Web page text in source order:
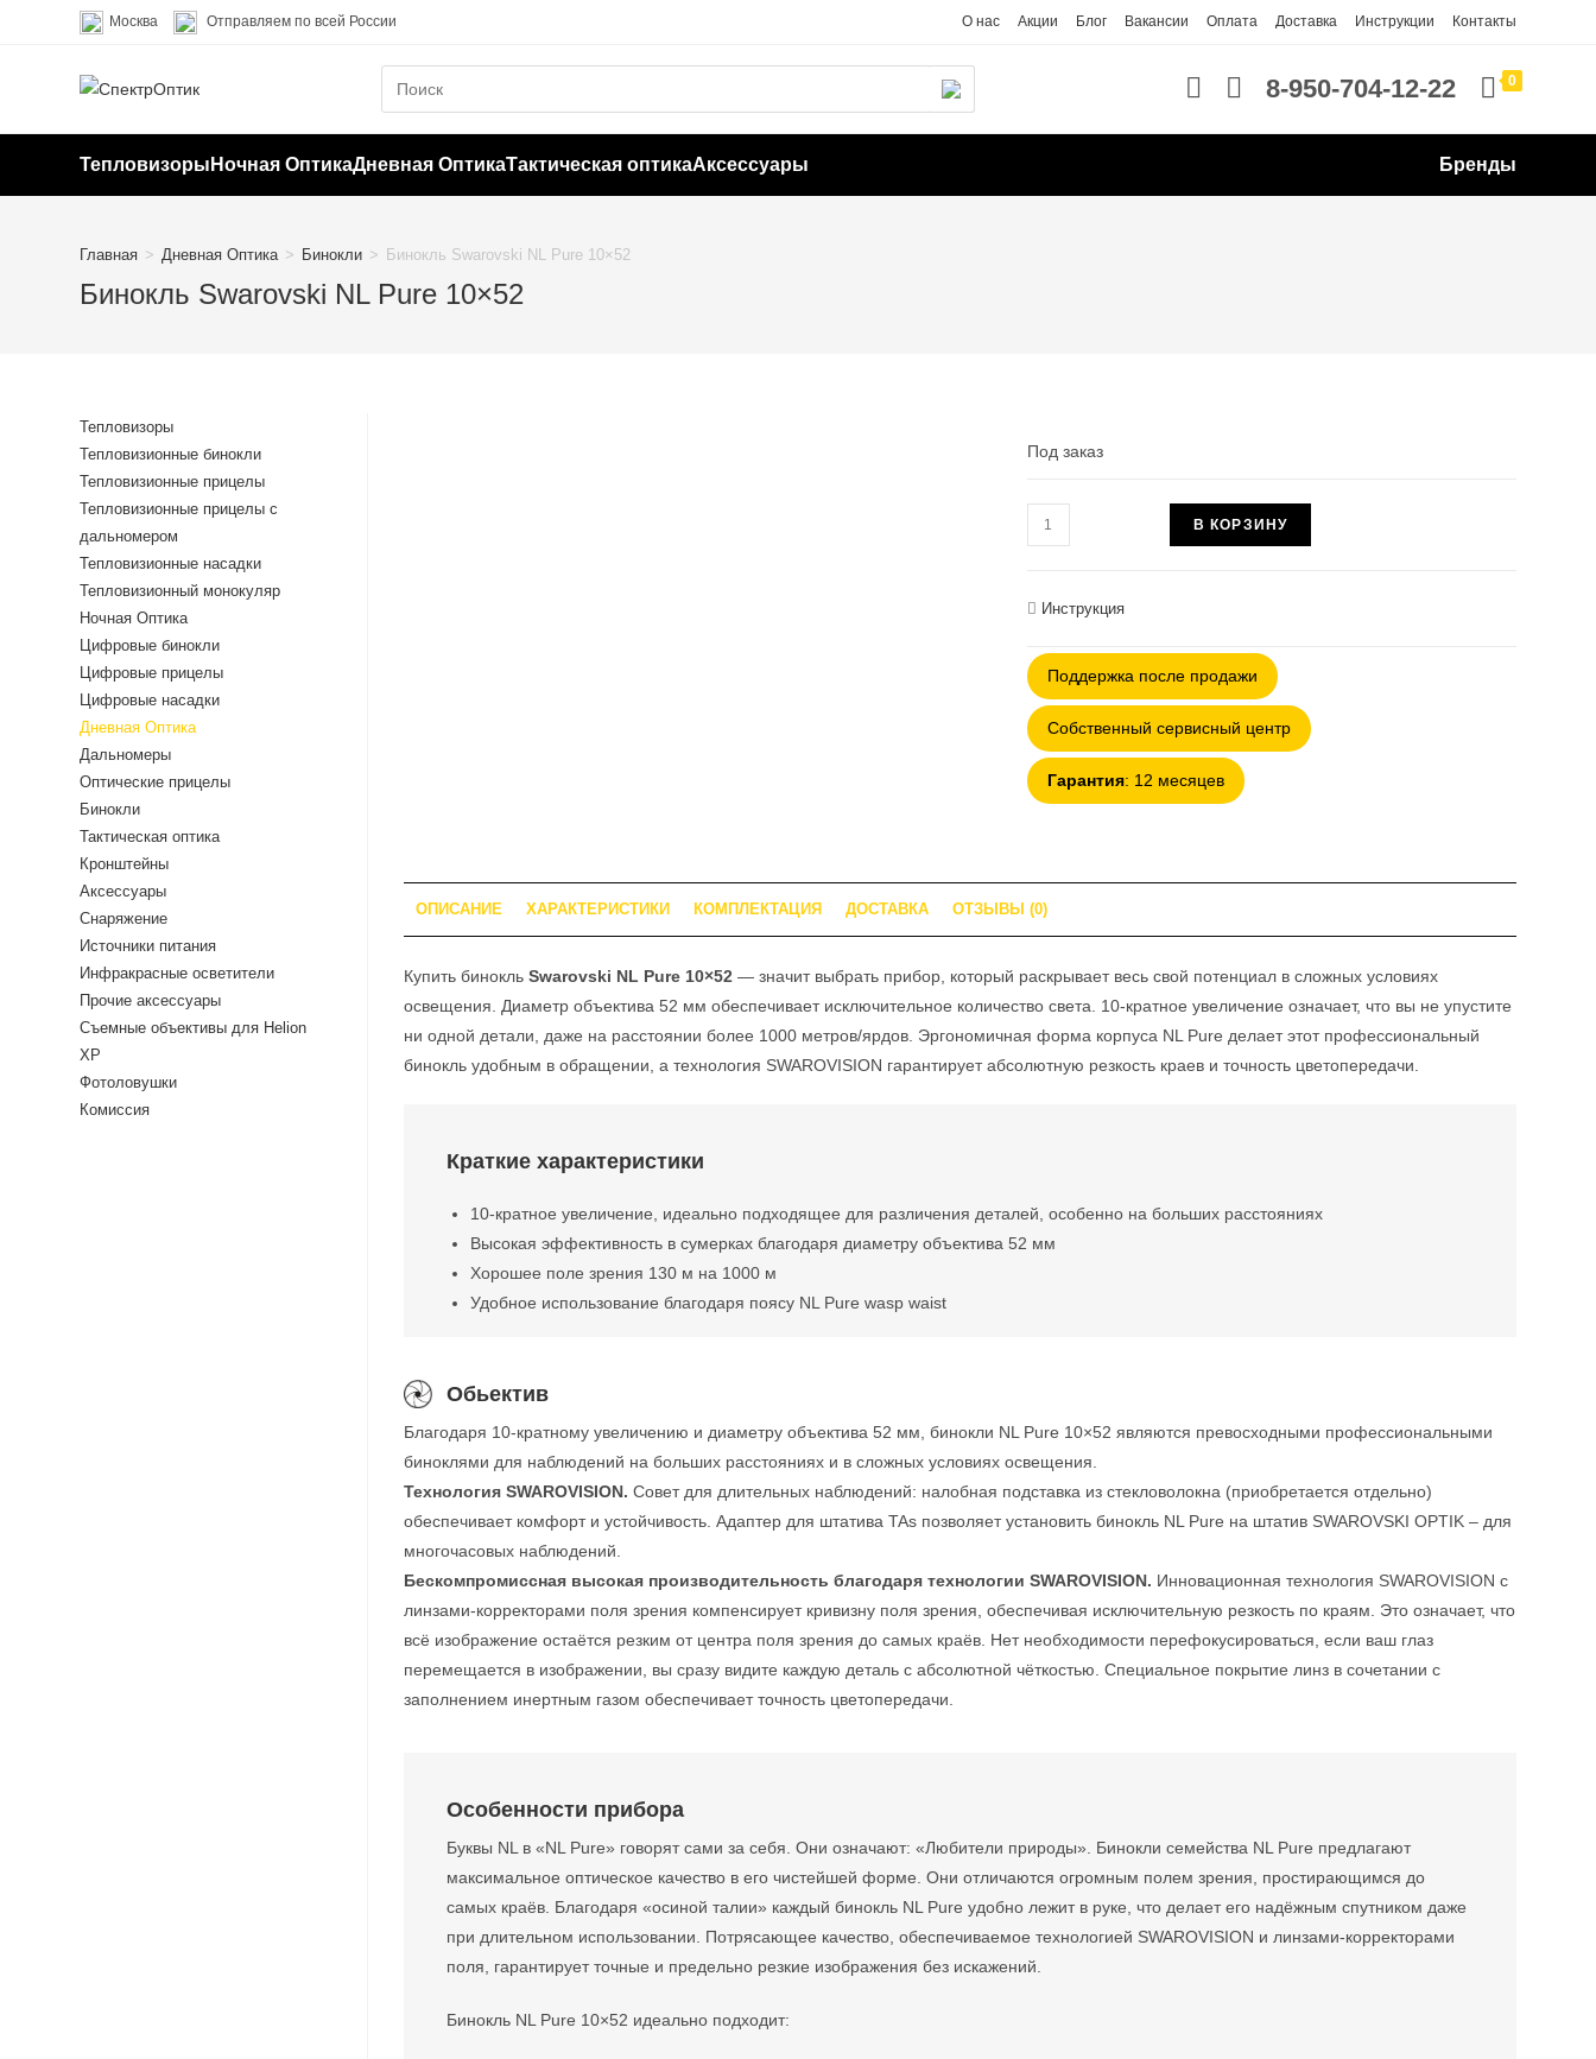
содержимому
Москва Отправляем по всей России О нас Акции Блог Вакансии Оплата Доставка Инструкции Контакты
8-950-704-12-22 0
Тепловизоры Ночная ОптикаДневная ОптикаТактическая оптикаАксессуары Бренды
Главная > Дневная Оптика > Бинокли > Бинокль Swarovski NL Pure 10×52
Бинокль Swarovski NL Pure 10×52
Под заказ
Количество
товара
Swarovski
Pure
10x52
В КОРЗИНУ
Инструкция
Поддержка после продажи
Собственный сервисный центр
Гарантия: 12 месяцев
ОПИСАНИЕ ХАРАКТЕРИСТИКИ КОМПЛЕКТАЦИЯ ДОСТАВКА ОТЗЫВЫ (0)
Купить бинокль Swarovski NL Pure 10×52 — значит выбрать прибор, который раскрывает весь свой потенциал в сложных условиях
освещения. Диаметр объектива 52 мм обеспечивает исключительное количество света. 10-кратное увеличение означает, что вы не упустите
ни одной детали, даже на расстоянии более 1000 метров/ярдов. Эргономичная форма корпуса NL Pure делает этот профессиональный
бинокль удобным в обращении, а технология SWAROVISION гарантирует абсолютную резкость краев и точность цветопередачи.
Краткие характеристики
10-кратное увеличение, идеально подходящее для различения деталей, особенно на больших расстояниях
Высокая эффективность в сумерках благодаря диаметру объектива 52 мм
Хорошее поле зрения 130 м на 1000 м
Удобное использование благодаря поясу NL Pure wasp waist
Обьектив
Благодаря 10-кратному увеличению и диаметру объектива 52 мм, бинокли NL Pure 10×52 являются превосходными профессиональными
биноклями для наблюдений на больших расстояниях и в сложных условиях освещения.
Технология SWAROVISION. Совет для длительных наблюдений: налобная подставка из стекловолокна (приобретается отдельно)
обеспечивает комфорт и устойчивость. Адаптер для штатива TAs позволяет установить бинокль NL Pure на штатив SWAROVSKI OPTIK – для
многочасовых наблюдений.
Бескомпромиссная высокая производительность благодаря технологии SWAROVISION. Инновационная технология SWAROVISION с
линзами-корректорами поля зрения компенсирует кривизну поля зрения, обеспечивая исключительную резкость по краям. Это означает, что
всё изображение остаётся резким от центра поля зрения до самых краёв. Нет необходимости перефокусироваться, если ваш глаз
перемещается в изображении, вы сразу видите каждую деталь с абсолютной чёткостью. Специальное покрытие линз в сочетании с
заполнением инертным газом обеспечивает точность цветопередачи.
Особенности прибора
Буквы NL в «NL Pure» говорят сами за себя. Они означают: «Любители природы». Бинокли семейства NL Pure предлагают
максимальное оптическое качество в его чистейшей форме. Они отличаются огромным полем зрения, простирающимся до
самых краёв. Благодаря «осиной талии» каждый бинокль NL Pure удобно лежит в руке, что делает его надёжным спутником даже
при длительном использовании. Потрясающее качество, обеспечиваемое технологией SWAROVISION и линзами-корректорами
поля, гарантирует точные и предельно резкие изображения без искажений.
Бинокль NL Pure 10×52 идеально подходит:
Тепловизоры
Тепловизионные бинокли
Тепловизионные прицелы
Тепловизионные прицелы с
дальномером
Тепловизионные насадки
Тепловизионный монокуляр
Ночная Оптика
Цифровые бинокли
Цифровые прицелы
Цифровые насадки
Дневная Оптика
Дальномеры
Оптические прицелы
Бинокли
Тактическая оптика
Кронштейны
Аксессуары
Снаряжение
Источники питания
Инфракрасные осветители
Прочие аксессуары
Съемные объективы для Helion
XP
Фотоловушки
Комиссия